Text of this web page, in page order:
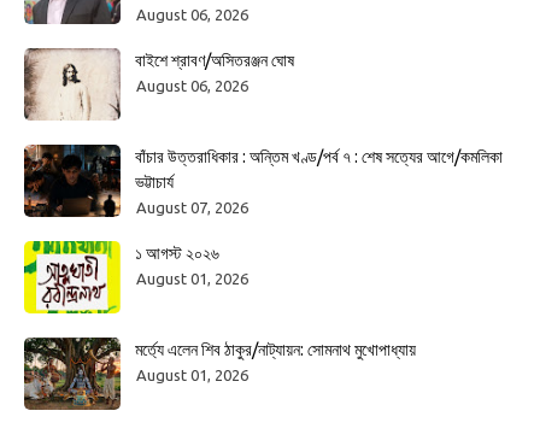
August 06, 2026
বাইশে শ্রাবণ/অসিতরঞ্জন ঘোষ
August 06, 2026
বাঁচার উত্তরাধিকার : অন্তিম খণ্ড/পর্ব ৭ : শেষ সত্যের আগে/কমলিকা
ভট্টাচার্য
August 07, 2026
১ আগস্ট ২০২৬
August 01, 2026
মর্ত্যে এলেন শিব ঠাকুর/নাট্যায়ন: সোমনাথ মুখোপাধ্যায়
August 01, 2026